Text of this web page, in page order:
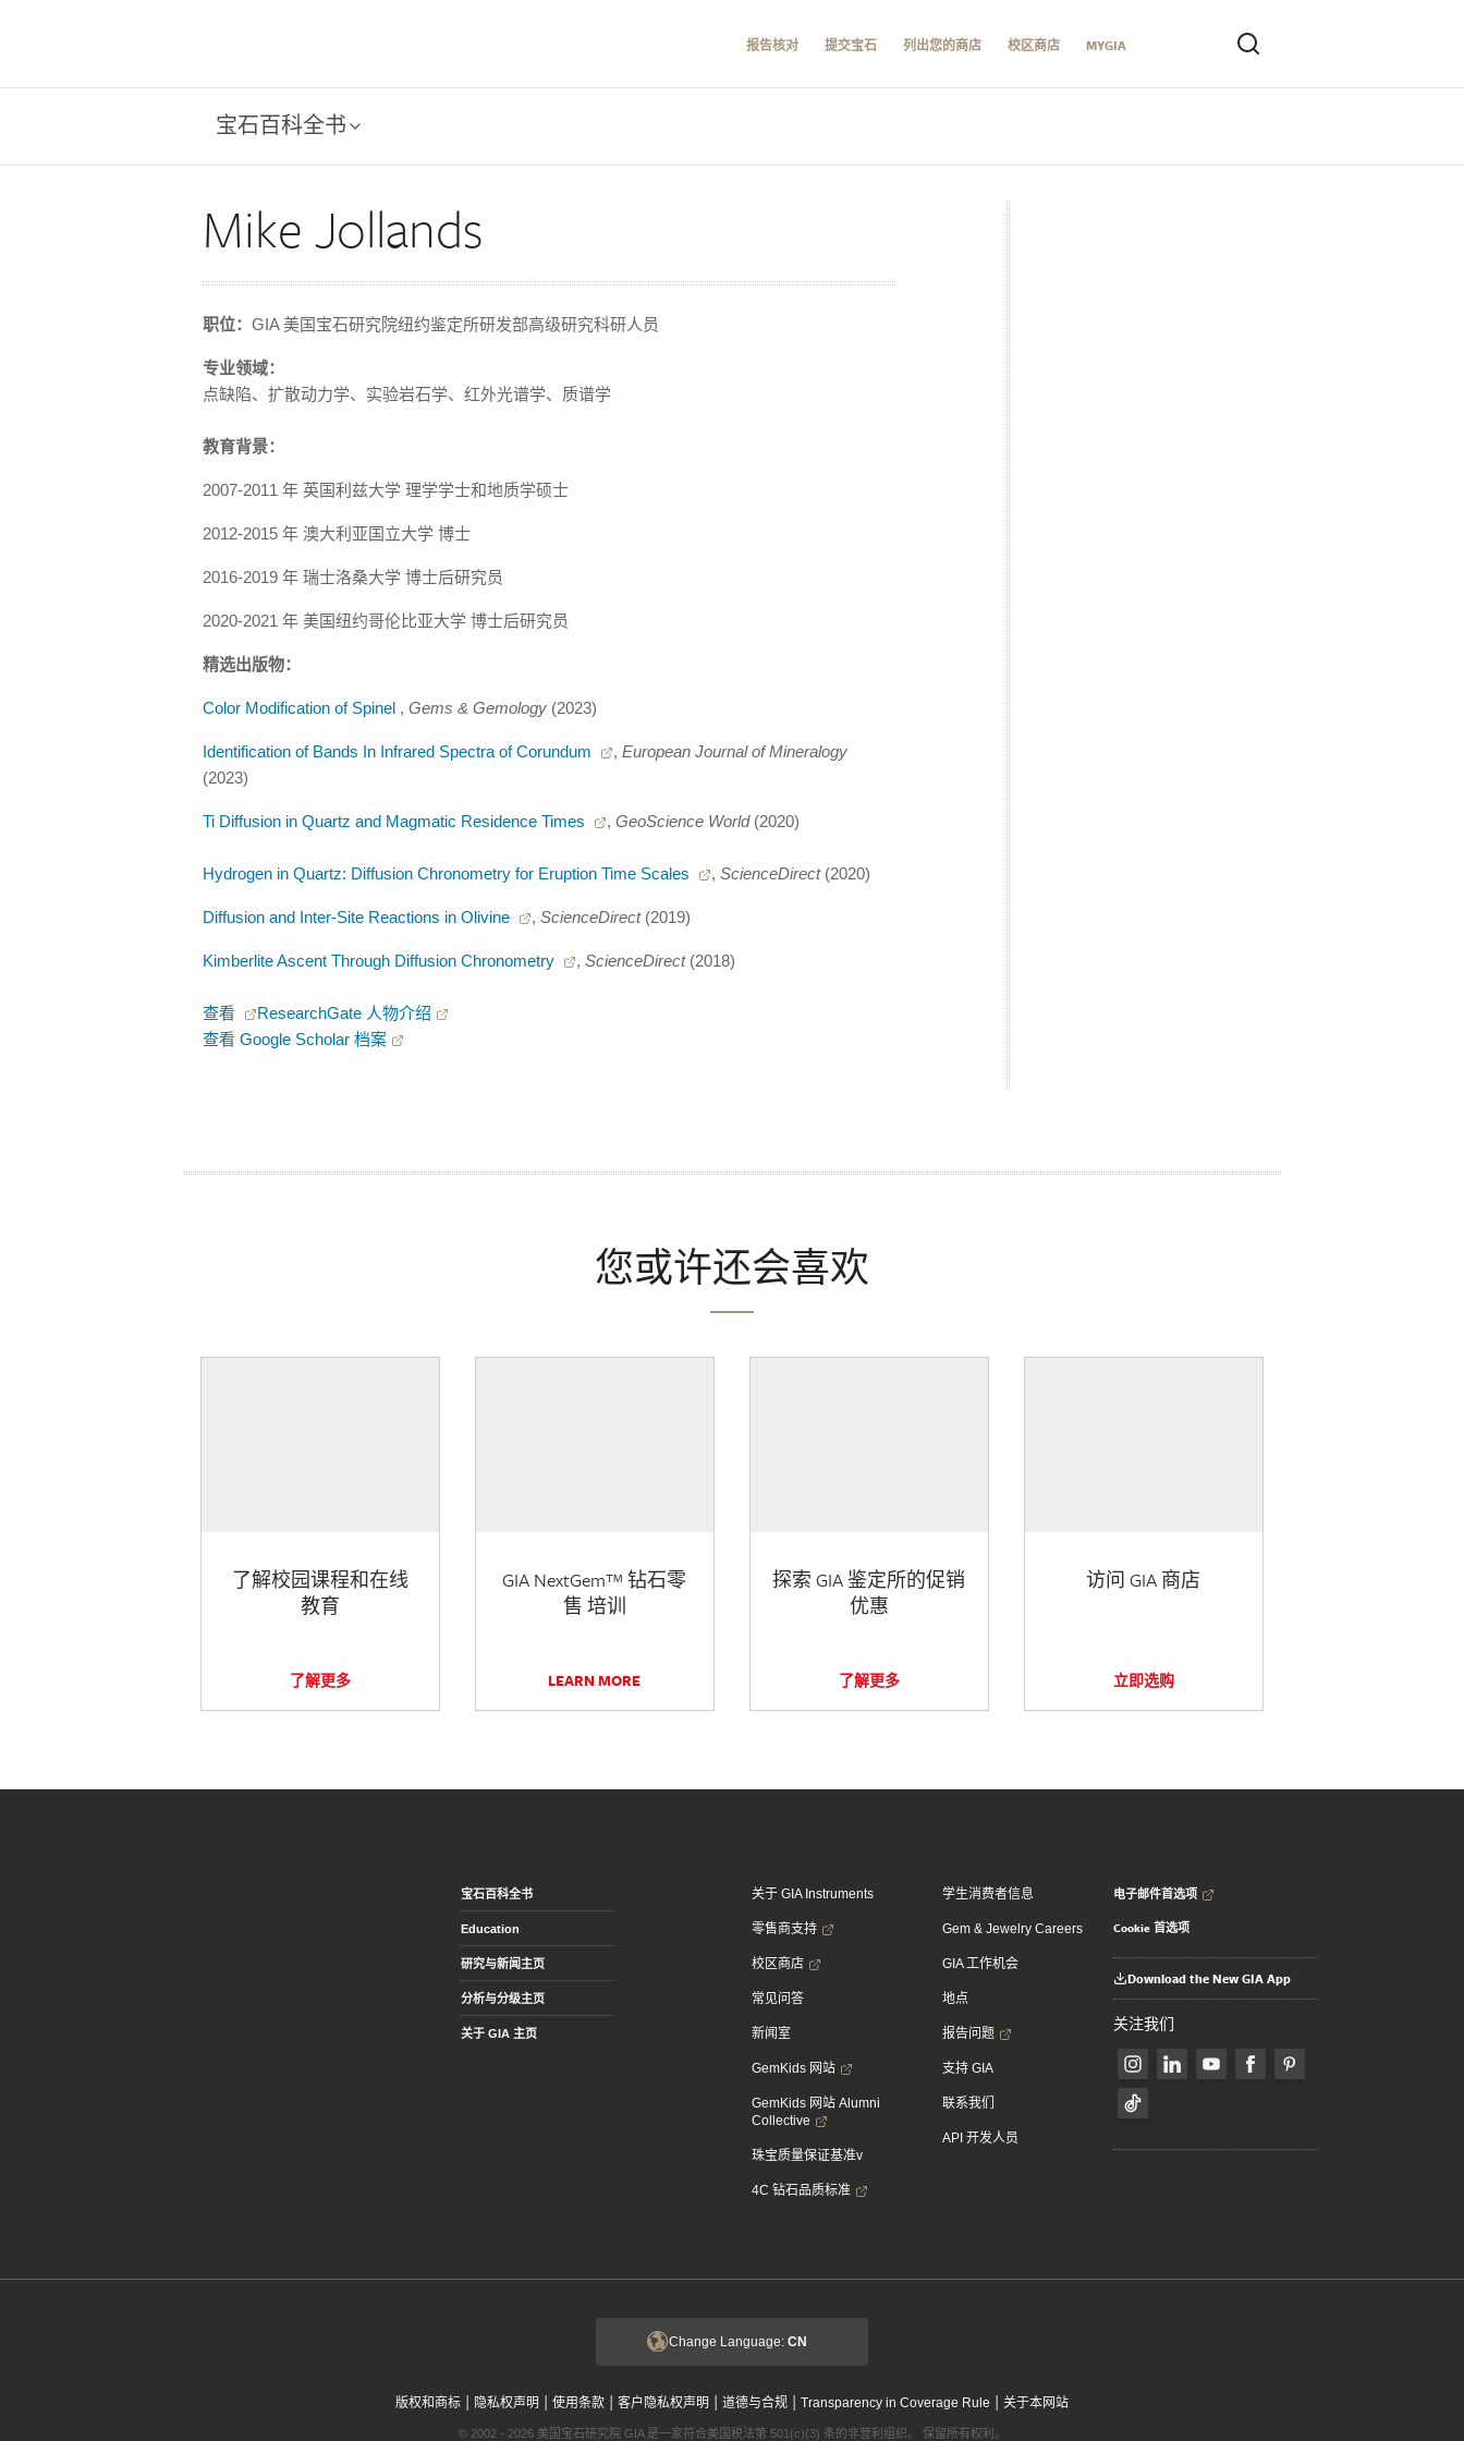
报告核对 提交宝石 列出您的商店 校区商店 MYGIA
宝石百科全书
Mike Jollands
职位： GIA 美国宝石研究院纽约鉴定所研发部高级研究科研人员
专业领域：
点缺陷、扩散动力学、实验岩石学、红外光谱学、质谱学
教育背景：
2007-2011 年 英国利兹大学 理学学士和地质学硕士
2012-2015 年 澳大利亚国立大学 博士
2016-2019 年 瑞士洛桑大学 博士后研究员
2020-2021 年 美国纽约哥伦比亚大学 博士后研究员
精选出版物：
Color Modification of Spinel , Gems & Gemology (2023)
Identification of Bands In Infrared Spectra of Corundum , European Journal of Mineralogy
(2023)
Ti Diffusion in Quartz and Magmatic Residence Times , GeoScience World(2020)
Hydrogen in Quartz: Diffusion Chronometry for Eruption Time Scales , ScienceDirect(2020)
Diffusion and Inter-Site Reactions in Olivine , ScienceDirect (2019)
Kimberlite Ascent Through Diffusion Chronometry , ScienceDirect(2018)
查看
ResearchGate 人物介绍
查看 Google Scholar 档案
您或许还会喜欢
了解校园课程和在线
教育
了解更多
GIA NextGem™ 钻石零
售 培训
LEARN MORE
探索 GIA 鉴定所的促销
优惠
了解更多
访问 GIA 商店
立即选购
宝石百科全书
Education
研究与新闻主页
分析与分级主页
关于 GIA 主页
关于 GIA Instruments
零售商支持
校区商店
常见问答
新闻室
GemKids 网站
GemKids 网站 Alumni
Collective
珠宝质量保证基准v
4C 钻石品质标准
学生消费者信息
Gem & Jewelry Careers
GIA 工作机会
地点
报告问题
支持 GIA
联系我们
API 开发人员
电子邮件首选项
Cookie 首选项
Download the New GIA App
关注我们
Change Language: CN
版权和商标 | 隐私权声明 | 使用条款 | 客户隐私权声明 | 道德与合规 | Transparency in Coverage Rule | 关于本网站
© 2002 - 2026 美国宝石研究院 GIA 是一家符合美国税法第 501(c)(3) 条的非营利组织。 保留所有权利。